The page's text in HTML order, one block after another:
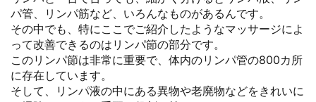
パ管、リンパ筋など、いろんなものがあるんです。
その中でも、特にここでご紹介したようなマッサージによ
って改善できるのはリンパ節の部分です。
このリンパ節は非常に重要で、体内のリンパ管の800カ所
に存在しています。
そして、リンパ液の中にある異物や老廃物などをきれいに